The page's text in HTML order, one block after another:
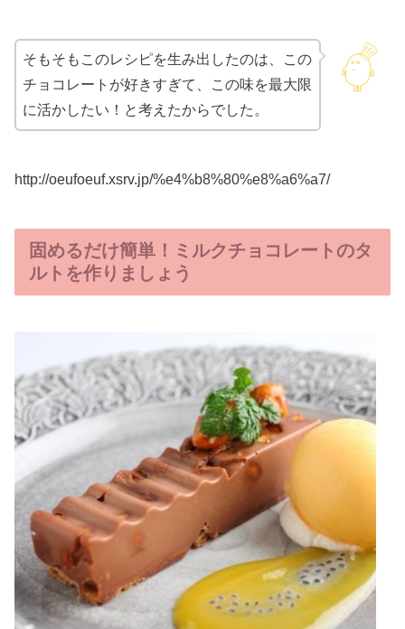
そもそもこのレシピを生み出したのは、この
チョコレートが好きすぎて、この味を最大限
に活かしたい！と考えたからでした。
http://oeufoeuf.xsrv.jp/%e4%b8%80%e8%a6%a7/
固めるだけ簡単！ミルクチョコレートのタ
ルトを作りましょう